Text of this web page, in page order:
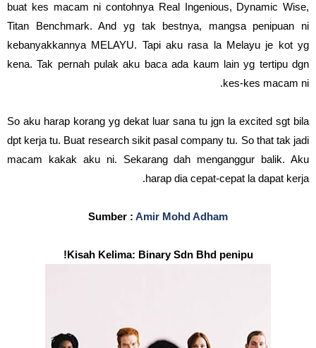
buat kes macam ni contohnya Real Ingenious, Dynamic Wise,
Titan Benchmark. And yg tak bestnya, mangsa penipuan ni
kebanyakkannya MELAYU. Tapi aku rasa la Melayu je kot yg
kena. Tak pernah pulak aku baca ada kaum lain yg tertipu dgn
kes-kes macam ni.
So aku harap korang yg dekat luar sana tu jgn la excited sgt bila
dpt kerja tu. Buat research sikit pasal company tu. So that tak jadi
macam kakak aku ni. Sekarang dah menganggur balik. Aku
harap dia cepat-cepat la dapat kerja.
Sumber : Amir Mohd Adham
Kisah Kelima: Binary Sdn Bhd penipu!